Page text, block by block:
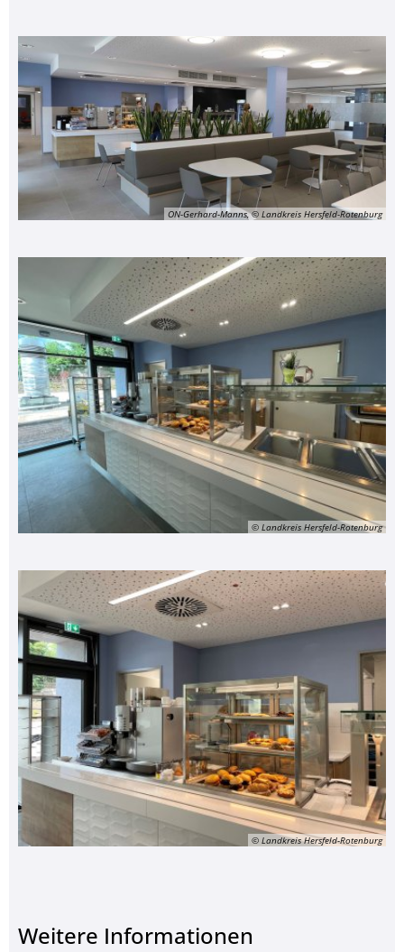
ON-Gerhard-Manns, © Landkreis Hersfeld-Rotenburg
© Landkreis Hersfeld-Rotenburg
© Landkreis Hersfeld-Rotenburg
Weitere Informationen